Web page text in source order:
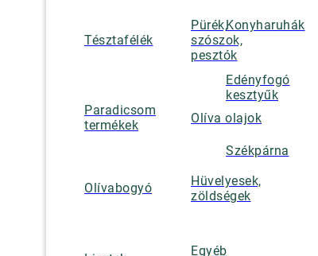
Tésztafélék
Pürék,
szószok,
pesztók
Paradicsom
termékek
Olíva olajok
Olívabogyó
Hüvelyesek,
zöldségek
Egyéb
Konyharuhák
Edényfogó
kesztyűk
Székpárna